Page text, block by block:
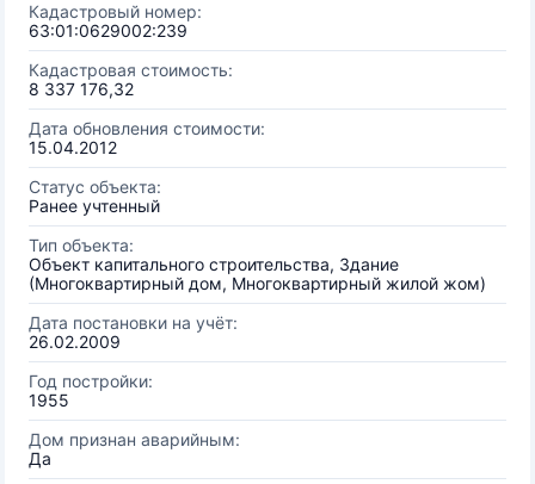
Кадастровый номер:
63:01:0629002:239
Кадастровая стоимость:
8 337 176,32
Дата обновления стоимости:
15.04.2012
Статус объекта:
Ранее учтенный
Тип объекта:
Объект капитального строительства, Здание
(Многоквартирный дом, Многоквартирный жилой жом)
Дата постановки на учёт:
26.02.2009
Год постройки:
1955
Дом признан аварийным:
Да